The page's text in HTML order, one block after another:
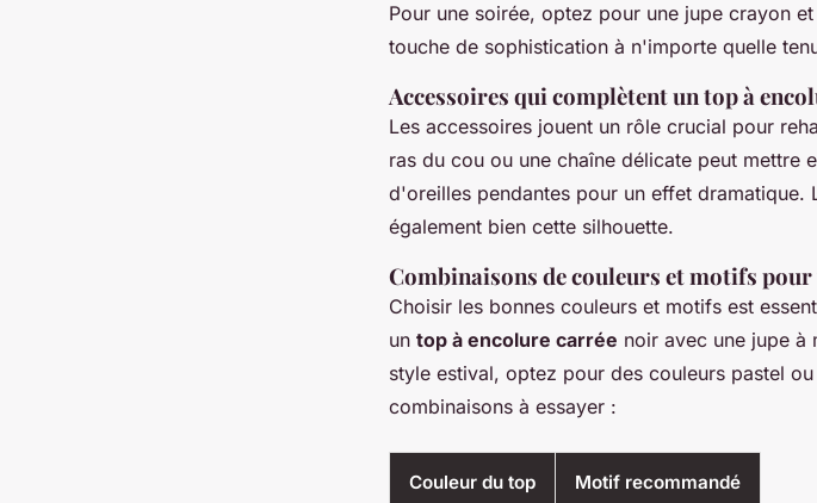
Pour une soirée, optez pour une jupe crayon
touche de sophistication à n'importe quelle
Accessoires qui complètent un top à
Les accessoires jouent un rôle crucial pour
ras du cou ou une chaîne délicate peut mettre
d'oreilles pendantes pour un effet dramatique.
également bien cette silhouette.
Combinaisons de couleurs et motifs
Choisir les bonnes couleurs et motifs est
un top à encolure carrée noir avec une jupe à
style estival, optez pour des couleurs pastel
combinaisons à essayer :
Couleur du top Motif recommandé